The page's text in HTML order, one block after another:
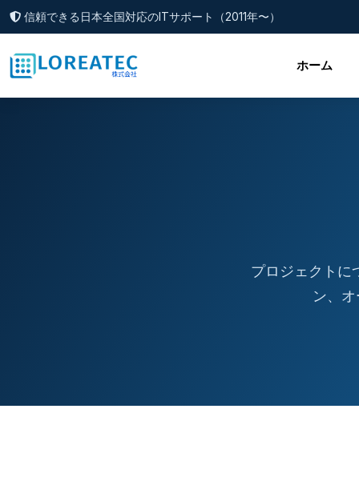
信頼できる日本全国対応のITサポート（2011年〜）
ホーム
プロジェクト
ン、